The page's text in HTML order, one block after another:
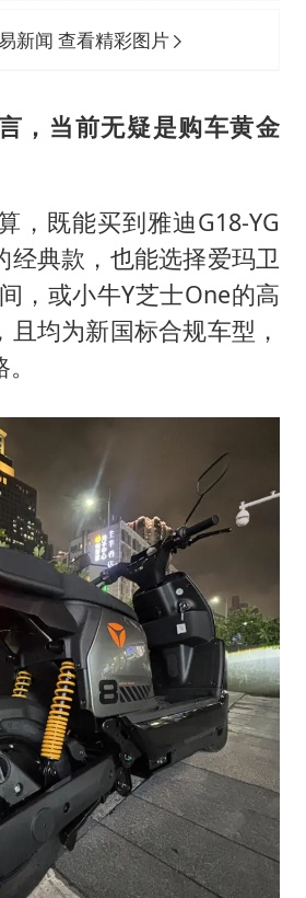
新闻 查看精彩图片
，当前无疑是购车黄金
，既能买到雅迪G18-YG
经典款，也能选择爱玛卫
，或小牛Y芝士One的高
且均为新国标合规车型，